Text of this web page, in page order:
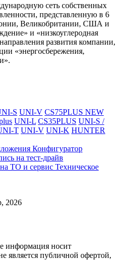
сеть собственных
представленную в 6
Великобритании, США и
и «низкоуглеродная
развития компании,
«энергосбережения,
S UNI-V CS75PLUS NEW
UNI-L CS35PLUS UNI-S /
T UNI-V UNI-K HUNTER
Конфигуратор
на тест-драйв
ТО и сервис Техническое
2026
информация носит
является публичной офертой,